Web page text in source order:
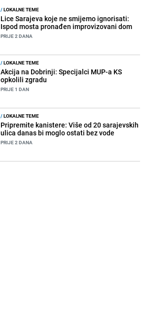
/LOKALNE TEME
Lice Sarajeva koje ne smijemo ignorisati:
Ispod mosta pronađen improvizovani dom
PRIJE 2 DANA
/LOKALNE TEME
Akcija na Dobrinji: Specijalci MUP-a KS
opkolili zgradu
PRIJE 1 DAN
/LOKALNE TEME
Pripremite kanistere: Više od 20 sarajevskih
ulica danas bi moglo ostati bez vode
PRIJE 2 DANA